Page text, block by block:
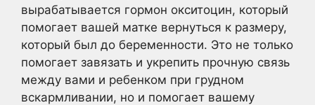
вырабатывается гормон окситоцин, который
помогает вашей матке вернуться к размеру,
который был до беременности. Это не только
помогает завязать и укрепить прочную связь
между вами и ребенком при грудном
вскармливании, но и помогает вашему